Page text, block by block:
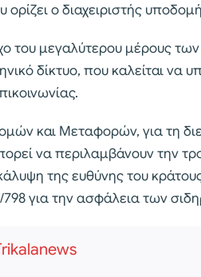
ο διαχειριστής
του μεγαλύτερου μέρους
δίκτυο, που καλείται να
και Μεταφορών, για τη
να περιλαμβάνουν την
της ευθύνης του
798 για την ασφάλεια των